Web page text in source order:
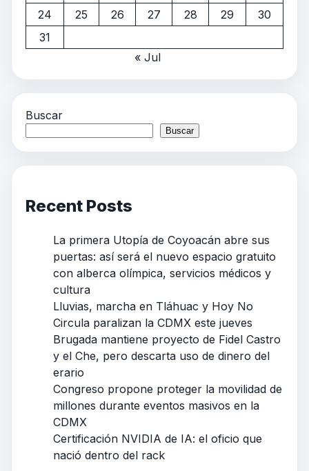
24
25 26 27 28 29
30
31
« Jul
Buscar
Buscar
Recent Posts
La primera Utopía de Coyoacán abre sus
puertas: así será el nuevo espacio gratuito
con alberca olímpica, servicios médicos y
cultura
Lluvias, marcha en Tláhuac y Hoy No
Circula paralizan la CDMX este jueves
Brugada mantiene proyecto de Fidel Castro
y el Che, pero descarta uso de dinero del
erario
Congreso propone proteger la movilidad de
millones durante eventos masivos en la
CDMX
Certificación NVIDIA de IA: el oficio que
nació dentro del rack